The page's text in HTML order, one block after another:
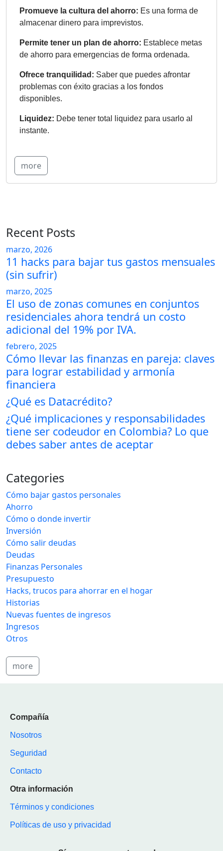
Promueve la cultura del ahorro: Es una forma de
almacenar dinero para imprevistos.
Permite tener un plan de ahorro: Establece metas
de ahorro para emergencias de forma ordenada.
Ofrece tranquilidad: Saber que puedes afrontar
problemas con éxito gracias a los fondos
disponibles.
Liquidez: Debe tener total liquidez para usarlo al
instante.
more
Recent Posts
marzo, 2026
11 hacks para bajar tus gastos mensuales
(sin sufrir)
marzo, 2025
El uso de zonas comunes en conjuntos
residenciales ahora tendrá un costo
adicional del 19% por IVA.
febrero, 2025
Cómo llevar las finanzas en pareja: claves
para lograr estabilidad y armonía
financiera
¿Qué es Datacrédito?
¿Qué implicaciones y responsabilidades
tiene ser codeudor en Colombia? Lo que
debes saber antes de aceptar
Categories
Cómo bajar gastos personales
Ahorro
Cómo o donde invertir
Inversión
Cómo salir deudas
Deudas
Finanzas Personales
Presupuesto
Hacks, trucos para ahorrar en el hogar
Historias
Nuevas fuentes de ingresos
Ingresos
Otros
more
Compañía
Nosotros
Seguridad
Contacto
Otra información
Términos y condiciones
Políticas de uso y privacidad